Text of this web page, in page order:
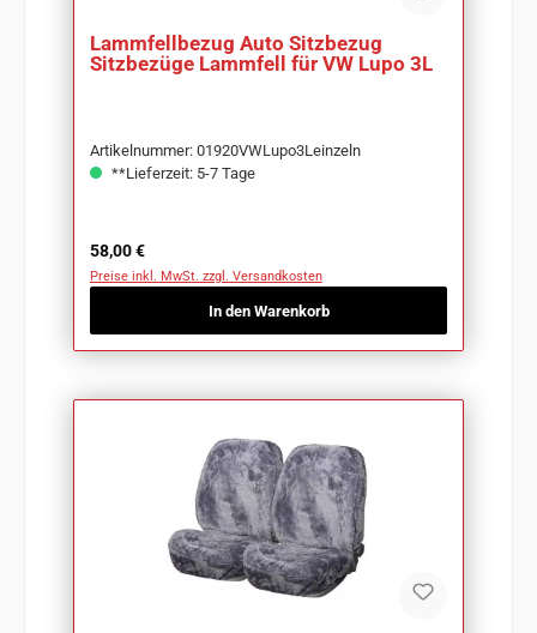
Lammfellbezug Auto Sitzbezug
Sitzbezüge Lammfell für VW Lupo 3L
Artikelnummer: 01920VWLupo3Leinzeln
**Lieferzeit: 5-7 Tage
Regulärer Preis:
58,00 €
Preise inkl. MwSt. zzgl. Versandkosten
In den Warenkorb